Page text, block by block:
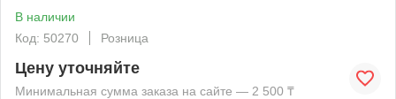
В наличии
Код: 50270
Розница
Цену уточняйте
Минимальная сумма заказа на сайте — 2 500 ₸